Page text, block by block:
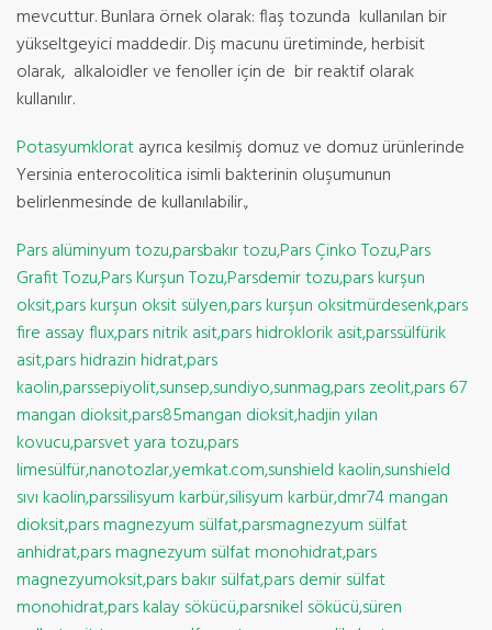
mevcuttur. Bunlara örnek olarak: flaş tozunda kullanılan bir
yükseltgeyici maddedir. Diş macunu üretiminde, herbisit
olarak, alkaloidler ve fenoller için de bir reaktif olarak
kullanılır.
Potasyumkloratayrıca kesilmiş domuz ve domuz ürünlerinde
Yersinia enterocolitica isimli bakterinin oluşumunun
belirlenmesinde de kullanılabilir.,
Pars alüminyum tozu,parsbakır tozu,Pars Çinko Tozu,Pars
Grafit Tozu,Pars Kurşun Tozu,Parsdemir tozu,pars kurşun
oksit,pars kurşun oksit sülyen,pars kurşun oksitmürdesenk,pars
fire assay flux,pars nitrik asit,pars hidroklorik asit,parssülfürik
asit,pars hidrazin hidrat,pars
kaolin,parssepiyolit,sunsep,sundiyo,sunmag,pars zeolit,pars 67
mangan dioksit,pars85mangan dioksit,hadjin yılan
kovucu,parsvet yara tozu,pars
limesülfür,nanotozlar,yemkat.com,sunshield kaolin,sunshield
sıvı kaolin,parssilisyum karbür,silisyum karbür,dmr74 mangan
dioksit,pars magnezyum sülfat,parsmagnezyum sülfat
anhidrat,pars magnezyum sülfat monohidrat,pars
magnezyumoksit,pars bakır sülfat,pars demir sülfat
monohidrat,pars kalay sökücü,parsnikel sökücü,süren